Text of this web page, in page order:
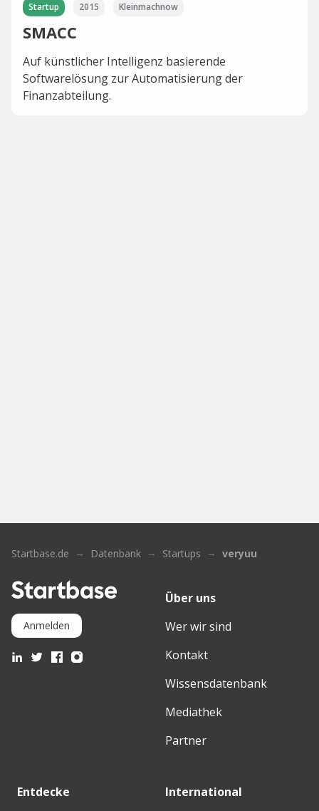
Startup 2015 Kleinmachnow
SMACC
Auf künstlicher Intelligenz basierende
Softwarelösung zur Automatisierung der
Finanzabteilung.
Startbase.de Datenbank Startups veryuu
Anmelden
Über uns
Wer wir sind
Kontakt
Wissensdatenbank
Mediathek
Partner
Entdecke
International